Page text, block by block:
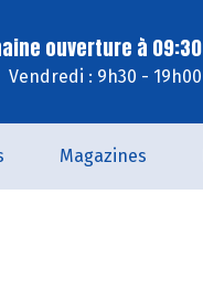
ouverture à 09:30
Vendredi : 9h30 - 19h00
Magazines